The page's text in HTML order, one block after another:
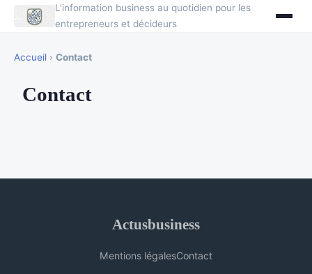
L'information business au quotidien pour les
entrepreneurs et décideurs
Accueil › Contact
Contact
Actusbusiness
Mentions légalesContact